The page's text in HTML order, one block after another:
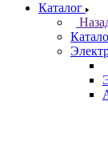
Каталог